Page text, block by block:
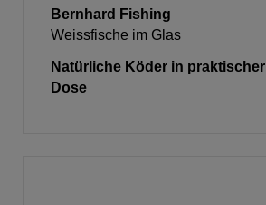
Bernhard Fishing
Weissfische im Glas
Natürliche Köder in praktischer
Dose